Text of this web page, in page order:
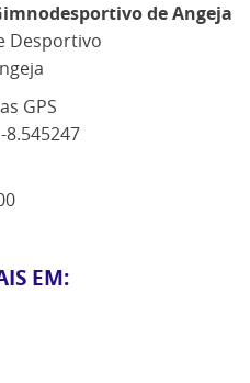
de Angeja
Desportivo
GPS
8.545247
EM: